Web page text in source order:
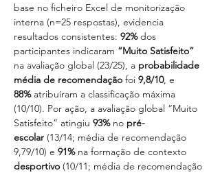
base no ficheiro Excel de monitorização
interna (n=25 respostas), evidencia
resultados consistentes: 92% dos
participantes indicaram “Muito Satisfeito”
na avaliação global (23/25), a probabilidade
média de recomendação foi 9,8/10, e
88% atribuíram a classificação máxima
(10/10). Por ação, a avaliação global “Muito
Satisfeito” atingiu 93% no pré-
escolar (13/14; média de recomendação
9,79/10) e 91% na formação de contexto
desportivo (10/11; média de recomendação